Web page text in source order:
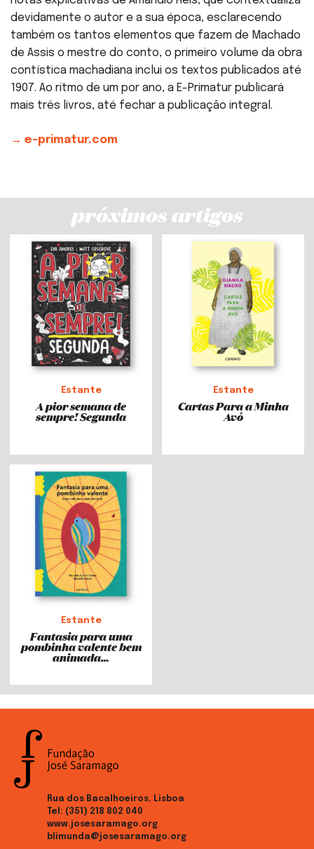
devidamente o autor e a sua época, esclarecendo
também os tantos elementos que fazem de Machado
de Assis o mestre do conto, o primeiro volume da obra
contística machadiana inclui os textos publicados até
1907. Ao ritmo de um por ano, a E-Primatur publicará
mais três livros, até fechar a publicação integral.
→ e-primatur.com
próximos artigos
Estante
A pior semana de
sempre! Segunda
Estante
Cartas Para a Minha
Avó
Estante
Fantasia para uma
pombinha valente bem
animada…
Rua dos Bacalhoeiros, Lisboa
Tel: (351) 218 802 040
www.josesaramago.org
blimunda@josesaramago.org